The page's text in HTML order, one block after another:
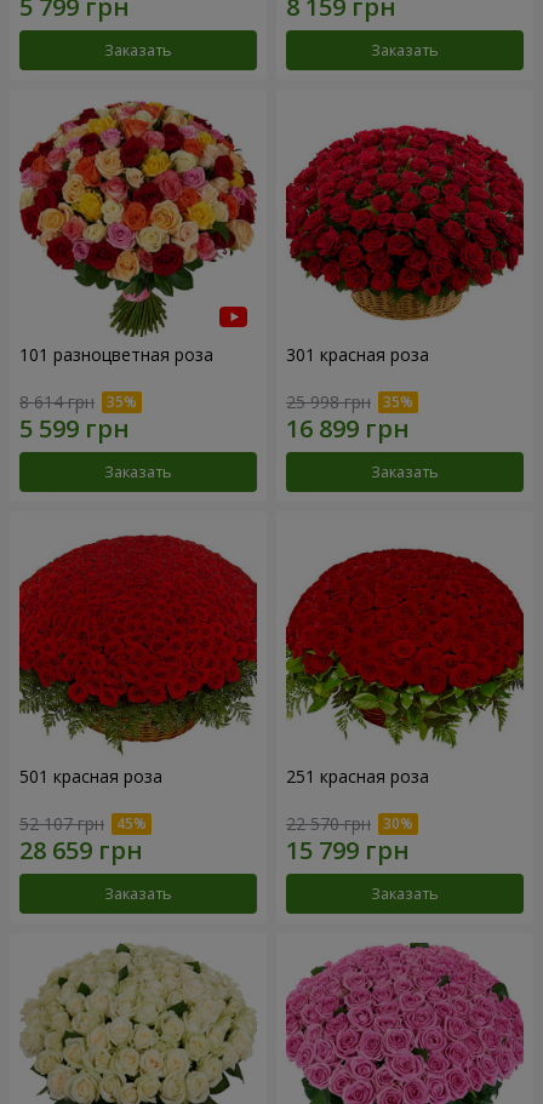
Заказать Заказать
101 разноцветная роза
8 614 грн
Заказать
301 красная роза
25 998 грн
Заказать
501 красная роза
52 107 грн
Заказать
251 красная роза
22 570 грн
Заказать